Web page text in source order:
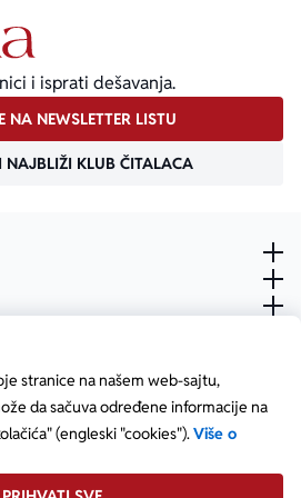
stranice na našem web-sajtu,
da sačuva određene informacije na
(engleski "cookies").Više o
i isprati dešavanja.
NA NEWSLETTER LISTU
NAJBLIŽI KLUB ČITALACA